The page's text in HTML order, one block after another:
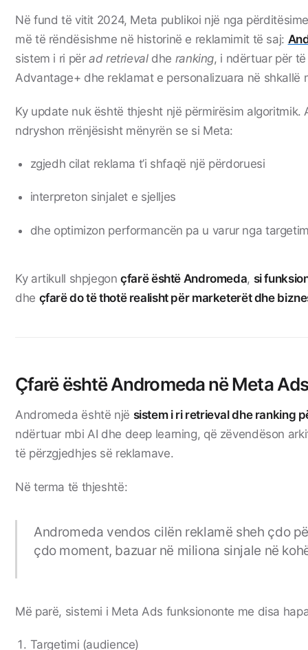
Në fund të vitit 2024, Meta publikoi një nga
më të rëndësishme në historinë e reklamimit të saj:
sistem i ri përad retrievaldhe ranking, i ndërtuar për
Advantage+ dhe reklamat e personalizuara në shkallë
Ky update nuk është thjesht një përmirësim algoritmik.
ndryshon rrënjësisht mënyrën se si Meta:
zgjedh cilat reklama t’i shfaqë një përdoruesi
interpreton sinjalet e sjelljes
dhe optimizon performancën pa u varur nga
Ky artikull shpjegonçfarë është Andromeda, si
dhe çfarë do të thotë realisht për marketerët dhe
Çfarë është Andromeda në Meta Ads
Andromeda është një sistem i ri retrieval dhe ranking
ndërtuar mbi AI dhe deep learning, që zëvendëson
të përzgjedhjes së reklamave.
Në terma të thjeshtë:
Andromeda vendos cilën reklamë sheh çdo
çdo moment, bazuar në miliona sinjale në
Më parë, sistemi i Meta Ads funksiononte me disa
Targetimi (audience)